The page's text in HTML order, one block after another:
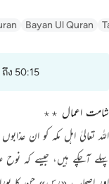
Bayan Ul Quran
ง 50:15
شامت اعمال ٭٭
اللہ تعالیٰ اہل مکہ کو ان
پہلے آچکے ہیں، جیسے کہ نوح